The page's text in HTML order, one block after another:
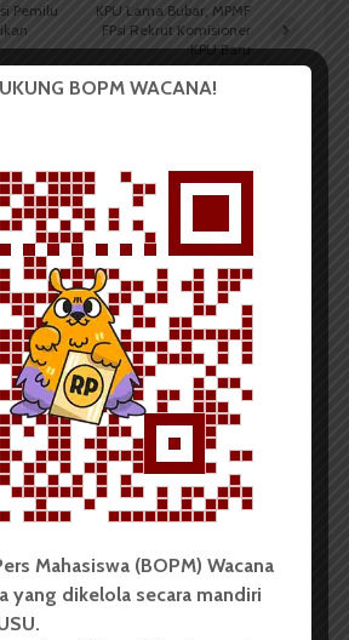
Pemilu
KPU Lama Bubar, MPMF
FPsi Rekrut Komisioner
KPU Baru
Lomba Riset
2026, Dorong Inovasi
Sektor
menit waktu baca
BOPM WACANA!
Mahasiswa (BOPM) Wacana
yang dikelola secara mandiri